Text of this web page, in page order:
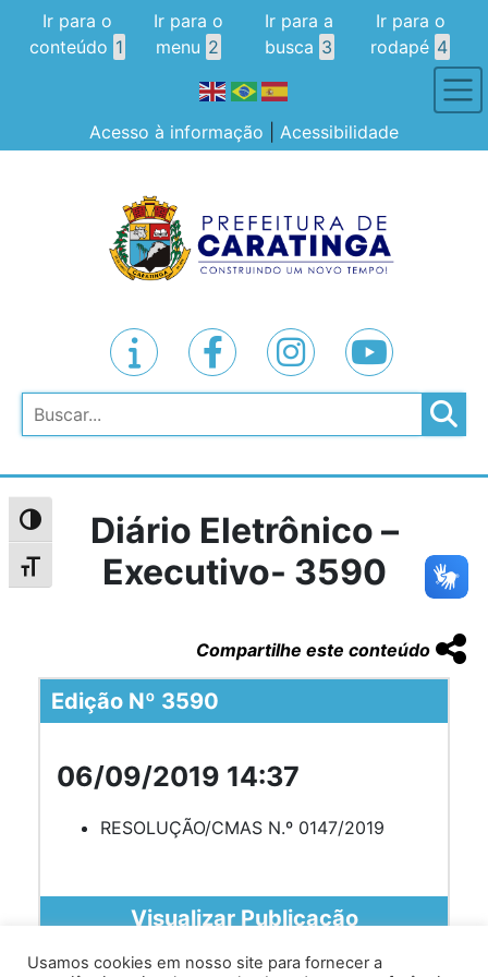
Alternar alto contraste
Alternar tamanho da fonte
Ir para o
conteúdo 1
Ir para o
menu 2
Ir para a
busca 3
Ir para o
rodapé 4
Acesso à informação Acessibilidade
Pesquisar
Diário Eletrônico –
Executivo- 3590
Compartilhe este conteúdo
Edição Nº 3590
06/09/2019 14:37
RESOLUÇÃO/CMAS N.º 0147/2019
Visualizar Publicação
Usamos cookies em nosso site para fornecer a